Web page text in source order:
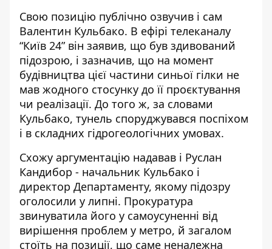
Свою позицію публічно озвучив і сам
Валентин Кульбако. В ефірі телеканалу
“Київ 24” він заявив, що був здивований
підозрою, і зазначив, що на момент
будівництва цієї частини синьої гілки не
мав жодного стосунку до її проєктування
чи реалізації. До того ж, за словами
Кульбако, тунель споруджувався поспіхом
і в складних гідрогеологічних умовах.
Схожу аргументацію надавав і Руслан
Кандибор - начальник Кульбако і
директор Департаменту, якому підозру
оголосили у липні. Прокуратура
звинуватила його у самоусуненні від
вирішення проблем у метро, й загалом
стоїть на позиції, що саме неналежна